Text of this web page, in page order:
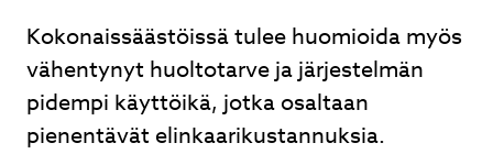
Kokonaissäästöissä tulee huomioida myös
vähentynyt huoltotarve ja järjestelmän
pidempi käyttöikä, jotka osaltaan
pienentävät elinkaarikustannuksia.